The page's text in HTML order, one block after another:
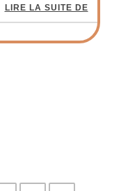
LIRE LA SUITE DE